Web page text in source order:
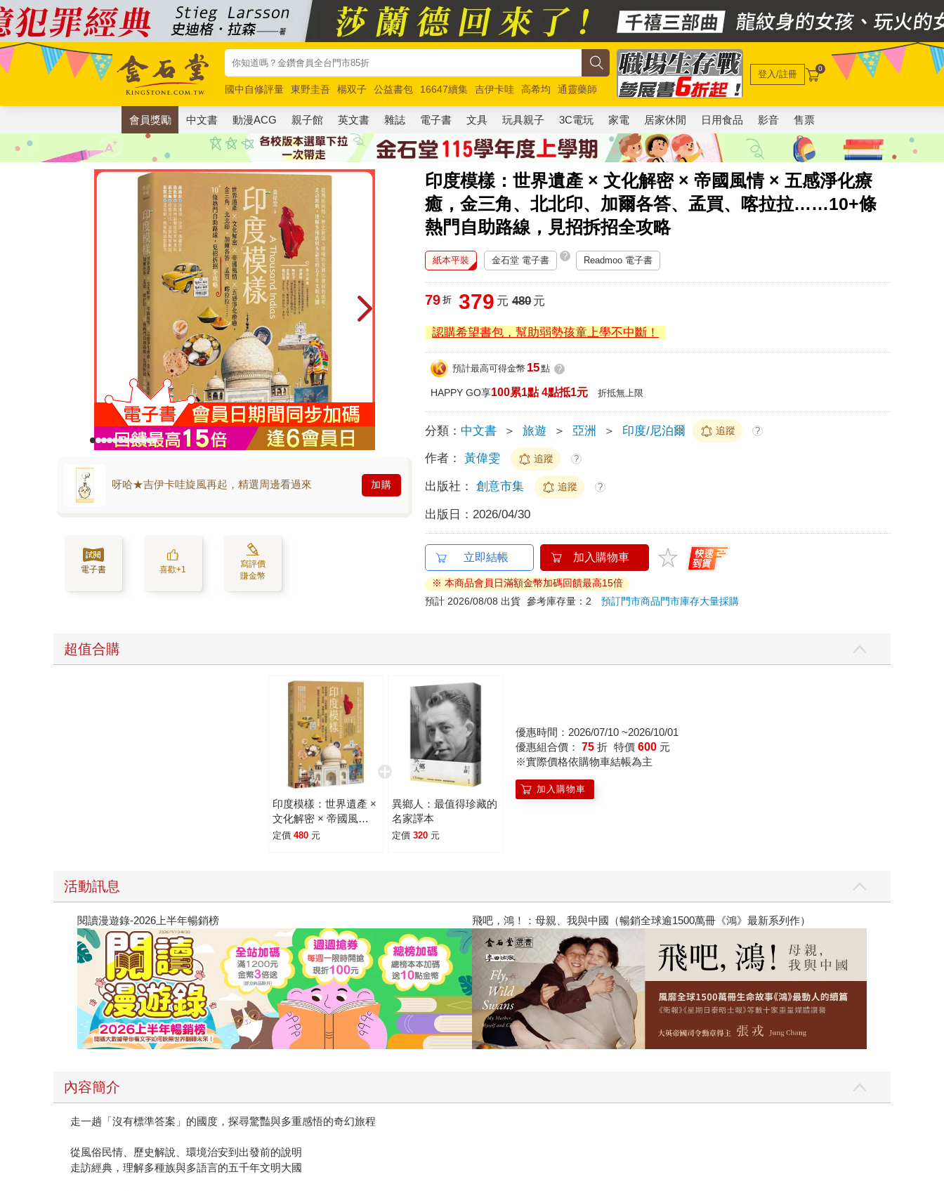
國中自修評量 東野圭吾 楊双子 公益書包 16647續集 吉伊卡哇 高希均
通靈藥師
唯紅花綻放
奧德賽 路邊攤新作 馬斯克 玩具總動員5 超慢跑
登入/註冊 0
會員獎勵 中文書 動漫ACG 親子館 英文書 雜誌 電子書 文具 玩具親子 3C電玩 家電 居家休閒 日用食品 影音 售票
印度模樣：世界遺產 × 文化解密 × 帝國風情 × 五感淨化療
癒，金三角、北北印、加爾各答、孟買、喀拉拉……10+條
熱門自助路線，見招拆招全攻略
呀哈★吉伊卡哇旋風再起，精選周邊看過來 加購
電子書 喜歡+1
寫評價
賺金幣
紙本平裝 金石堂 電子書 ? Readmoo 電子書
79 折 379 元 480元
認購希望書包，幫助弱勢孩童上學不中斷！
預計最高可得金幣 15點 ?
HAPPY GO享100累1點 4點抵1元 折抵無上限
分類： 中文書 ＞ 旅遊 ＞ 亞洲 ＞ 印度/尼泊爾 追蹤 ?
作者： 黃偉雯 追蹤 ?
出版社： 創意市集 追蹤 ?
出版日： 2026/04/30
立即結帳 加入購物車
※ 本商品會員日滿額金幣加碼回饋最高15倍
預計 2026/08/08 出貨 參考庫存量：2預訂門市商品門市庫存大量採購
超值合購
印度模樣：世界遺產 ×
文化解密 × 帝國風情 ×
五感淨化療癒，金三
定價 480 元
異鄉人：最值得珍藏的
名家譯本
定價 320 元
優惠時間：2026/07/10 ~2026/10/01
優惠組合價： 75 折 特價 600 元
※實際價格依購物車結帳為主
加入購物車
活動訊息
閱讀漫遊錄-2026上半年暢銷榜 飛吧，鴻！：母親、我與中國（暢銷全球逾1500萬冊《鴻》最新系列作）
內容簡介
走一趟「沒有標準答案」的國度，探尋驚豔與多重感悟的奇幻旅程
從風俗民情、歷史解說、環境治安到出發前的說明
走訪經典，理解多種族與多語言的五千年文明大國